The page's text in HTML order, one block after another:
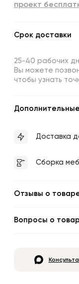
проект
Срок доставки
25-40 рабочих
Вы можете
чтобы узнать
Дополнительные
Доставка
Сборка
Отзывы о
Вопросы о